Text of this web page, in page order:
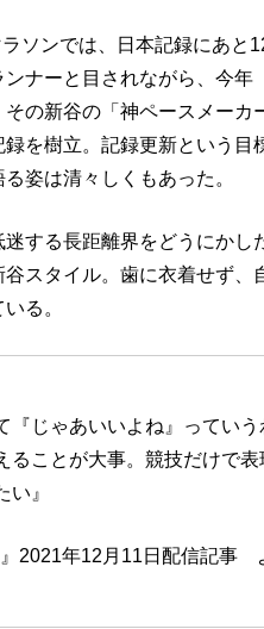
ソンでは、日本記録にあと
ナーと目されながら、今年
の新谷の「神ペースメーカ
を樹立。記録更新という目
姿は清々しくもあった。
する長距離界をどうにかし
スタイル。歯に衣着せず、
る。
『じゃあいいよね』ってい
ることが大事。競技だけで
』
2021年12月11日配信記事